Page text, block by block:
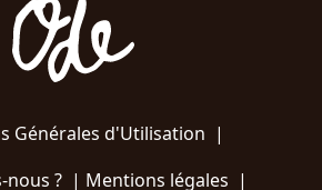
Générales d'Utilisation |
nous ?| Mentions légales |